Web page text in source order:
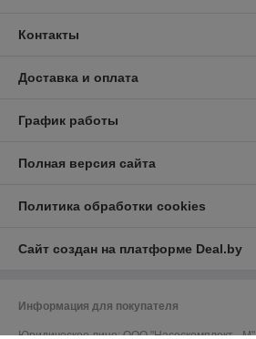
Контакты
Доставка и оплата
График работы
Полная версия сайта
Политика обработки cookies
Сайт создан на платформе Deal.by
Информация для покупателя
Юридическое лицо:ООО "Насоскомплект - М"